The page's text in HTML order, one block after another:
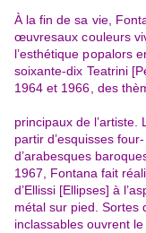
À la fin de sa vie,
œuvresaux couleurs
l’esthétique popalors
soixante-dix Teatrini
1964 et 1966, des
principaux de
partir d’esquisses
d’arabesques
1967, Fontana fait
d’Ellissi [Ellipses] à
métal sur pied. Sortes
inclassables ouvrent le